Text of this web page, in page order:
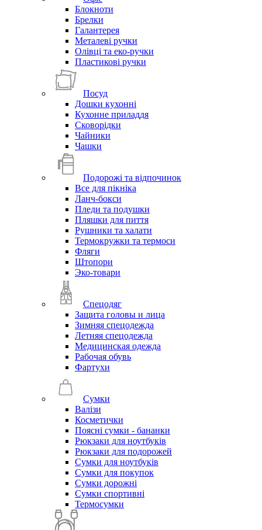
Блокноти
Брелки
Галантерея
Металеві ручки
Олівці та еко-ручки
Пластикові ручки
Посуд
Дошки кухонні
Кухонне приладдя
Сковорідки
Чайники
Чашки
Подорожі та відпочинок
Все для пікніка
Ланч-бокси
Пледи та подушки
Пляшки для пиття
Рушники та халати
Термокружки та термоси
Фляги
Штопори
Эко-товари
Спецодяг
Защита головы и лица
Зимняя спецодежда
Летняя спецодежда
Медицинская одежда
Рабочая обувь
Фартухи
Сумки
Валізи
Косметички
Поясні сумки - бананки
Рюкзаки для ноутбуків
Рюкзаки для подорожей
Сумки для ноутбуків
Сумки для покупок
Сумки дорожні
Сумки спортивні
Термосумки